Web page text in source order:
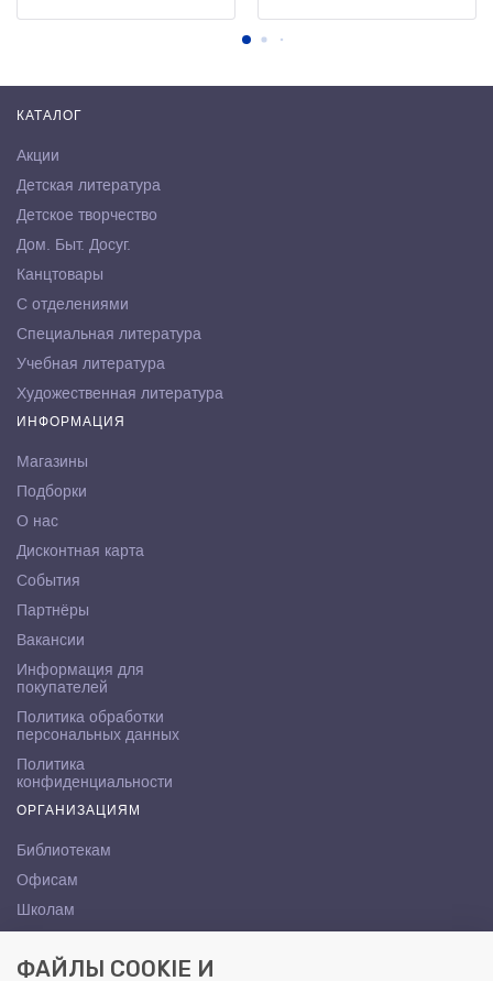
КАТАЛОГ
Акции
Детская литература
Детское творчество
Дом. Быт. Досуг.
Канцтовары
С отделениями
Специальная литература
Учебная литература
Художественная литература
ИНФОРМАЦИЯ
Магазины
Подборки
О нас
Дисконтная карта
События
Партнёры
Вакансии
Информация для
покупателей
Политика обработки
персональных данных
Политика
конфиденциальности
ОРГАНИЗАЦИЯМ
Библиотекам
Офисам
Школам
КОНТАКТЫ
ФАЙЛЫ COOKIE И